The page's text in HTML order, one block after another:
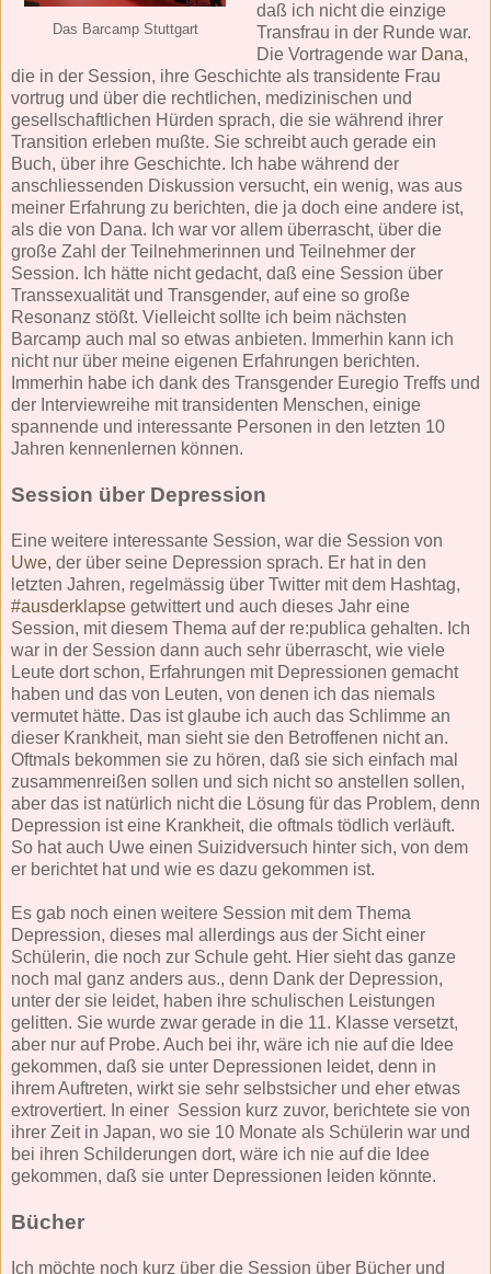
Das Barcamp Stuttgart
daß ich nicht die einzige
Transfrau in der Runde war.
Die Vortragende war Dana,
die in der Session, ihre Geschichte als transidente Frau
vortrug und über die rechtlichen, medizinischen und
gesellschaftlichen Hürden sprach, die sie während ihrer
Transition erleben mußte. Sie schreibt auch gerade ein
Buch, über ihre Geschichte. Ich habe während der
anschliessenden Diskussion versucht, ein wenig, was aus
meiner Erfahrung zu berichten, die ja doch eine andere ist,
als die von Dana. Ich war vor allem überrascht, über die
große Zahl der Teilnehmerinnen und Teilnehmer der
Session. Ich hätte nicht gedacht, daß eine Session über
Transsexualität und Transgender, auf eine so große
Resonanz stößt. Vielleicht sollte ich beim nächsten
Barcamp auch mal so etwas anbieten. Immerhin kann ich
nicht nur über meine eigenen Erfahrungen berichten.
Immerhin habe ich dank des Transgender Euregio Treffs und
der Interviewreihe mit transidenten Menschen, einige
spannende und interessante Personen in den letzten 10
Jahren kennenlernen können.
Session über Depression
Eine weitere interessante Session, war die Session von
Uwe, der über seine Depression sprach. Er hat in den
letzten Jahren, regelmässig über Twitter mit dem Hashtag,
#ausderklapse getwittert und auch dieses Jahr eine
Session, mit diesem Thema auf der re:publica gehalten. Ich
war in der Session dann auch sehr überrascht, wie viele
Leute dort schon, Erfahrungen mit Depressionen gemacht
haben und das von Leuten, von denen ich das niemals
vermutet hätte. Das ist glaube ich auch das Schlimme an
dieser Krankheit, man sieht sie den Betroffenen nicht an.
Oftmals bekommen sie zu hören, daß sie sich einfach mal
zusammenreißen sollen und sich nicht so anstellen sollen,
aber das ist natürlich nicht die Lösung für das Problem, denn
Depression ist eine Krankheit, die oftmals tödlich verläuft.
So hat auch Uwe einen Suizidversuch hinter sich, von dem
er berichtet hat und wie es dazu gekommen ist.
Es gab noch einen weitere Session mit dem Thema
Depression, dieses mal allerdings aus der Sicht einer
Schülerin, die noch zur Schule geht. Hier sieht das ganze
noch mal ganz anders aus., denn Dank der Depression,
unter der sie leidet, haben ihre schulischen Leistungen
gelitten. Sie wurde zwar gerade in die 11. Klasse versetzt,
aber nur auf Probe. Auch bei ihr, wäre ich nie auf die Idee
gekommen, daß sie unter Depressionen leidet, denn in
ihrem Auftreten, wirkt sie sehr selbstsicher und eher etwas
extrovertiert. In einer Session kurz zuvor, berichtete sie von
ihrer Zeit in Japan, wo sie 10 Monate als Schülerin war und
bei ihren Schilderungen dort, wäre ich nie auf die Idee
gekommen, daß sie unter Depressionen leiden könnte.
Bücher
Ich möchte noch kurz über die Session über Bücher und